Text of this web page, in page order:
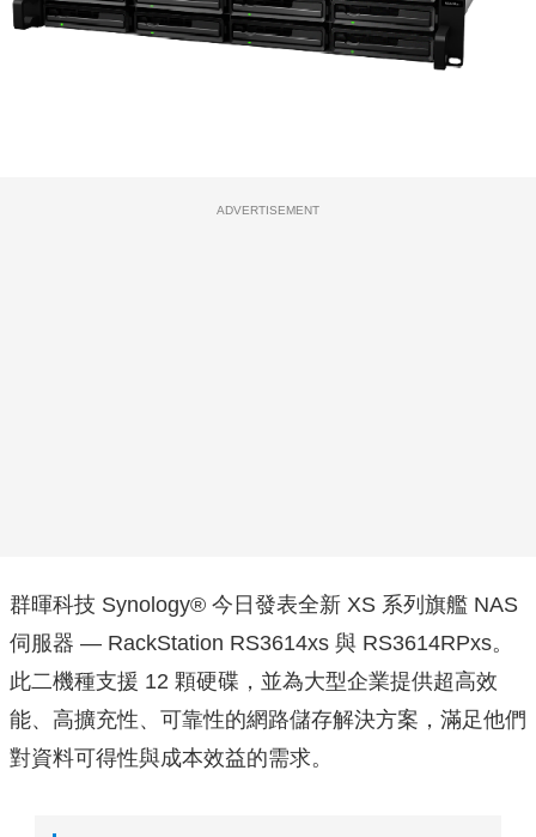
ADVERTISEMENT
群暉科技 Synology® 今日發表全新 XS 系列旗艦 NAS
伺服器 — RackStation RS3614xs 與 RS3614RPxs。
此二機種支援 12 顆硬碟，並為大型企業提供超高效
能、高擴充性、可靠性的網路儲存解決方案，滿足他們
對資料可得性與成本效益的需求。